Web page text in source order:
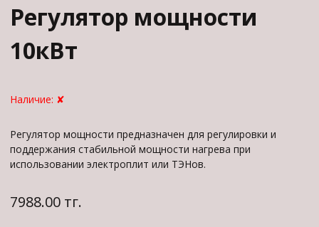
Регулятор мощности
10кВт
Наличие: ✘
Регулятор мощности предназначен для регулировки и
поддержания стабильной мощности нагрева при
использовании электроплит или ТЭНов.
7988.00 тг.